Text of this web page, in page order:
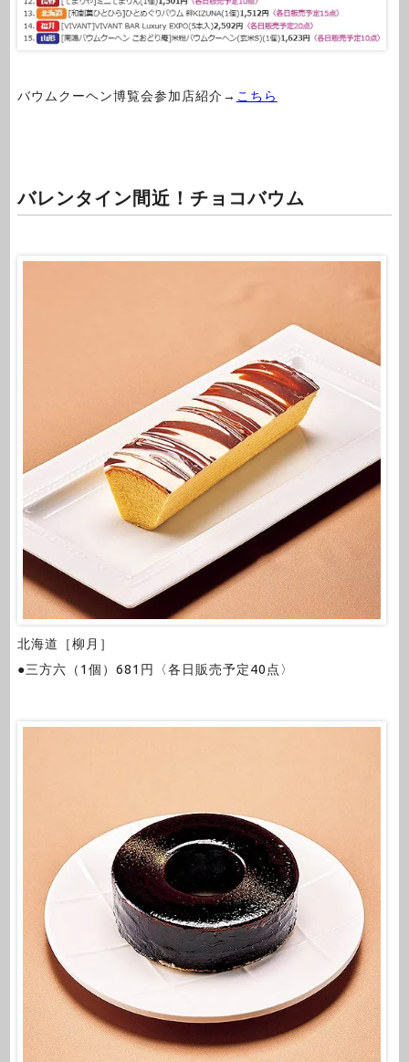
バウムクーヘン博覧会参加店紹介→ こちら
バレンタイン間近！チョコバウム
北海道［柳月］
●三方六（1個）681円〈各日販売予定40点〉